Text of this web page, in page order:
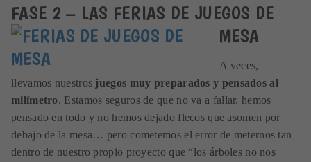
FASE 2 – LAS FERIAS DE JUEGOS DE
MESA
A veces,
llevamos nuestros juegos muy preparados y pensados al
milímetro. Estamos seguros de que no va a fallar, hemos
pensado en todo y no hemos dejado flecos que asomen por
debajo de la mesa… pero cometemos el error de meternos tan
dentro de nuestro propio proyecto que “los árboles no nos